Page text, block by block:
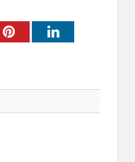
PinterestLinkedIn